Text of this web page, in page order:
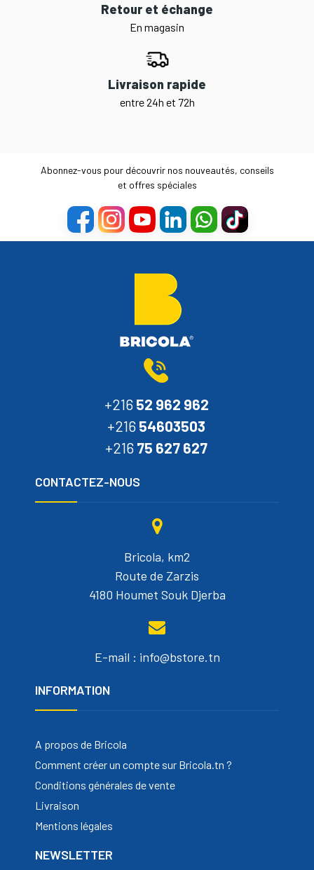
Retour et échange
En magasin
Livraison rapide
entre 24h et 72h
Abonnez-vous pour découvrir nos nouveautés, conseils
et offres spéciales
+216 52 962 962
+216 54603503
+216 75 627 627
CONTACTEZ-NOUS
Bricola, km2
Route de Zarzis
4180 Houmet Souk Djerba
E-mail : info@bstore.tn
INFORMATION
A propos de Bricola
Comment créer un compte sur Bricola.tn ?
Conditions générales de vente
Livraison
Mentions légales
NEWSLETTER